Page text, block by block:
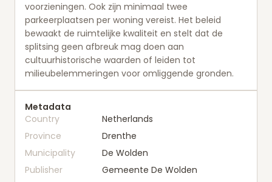
voorzieningen. Ook zijn minimaal twee
parkeerplaatsen per woning vereist. Het beleid
bewaakt de ruimtelijke kwaliteit en stelt dat de
splitsing geen afbreuk mag doen aan
cultuurhistorische waarden of leiden tot
milieubelemmeringen voor omliggende gronden.
Metadata
Country
Netherlands
Province
Drenthe
Municipality
De Wolden
Publisher
Gemeente De Wolden